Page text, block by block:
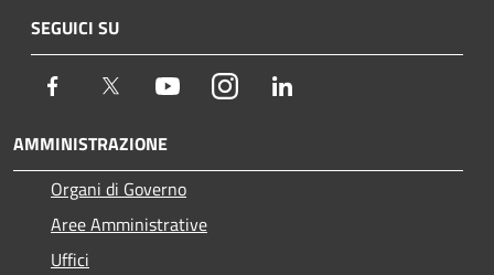
SEGUICI SU
Facebook Twitter YoutubeInstagram
AMMINISTRAZIONE
Organi di Governo
Aree Amministrative
Uffici